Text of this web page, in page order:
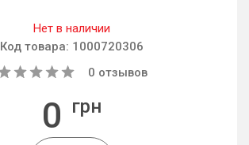
Нет в наличии
Код товара: 1000720306
0 отзывов
0 грн